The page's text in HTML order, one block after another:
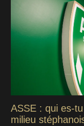
ASSE : qui es-
milieu